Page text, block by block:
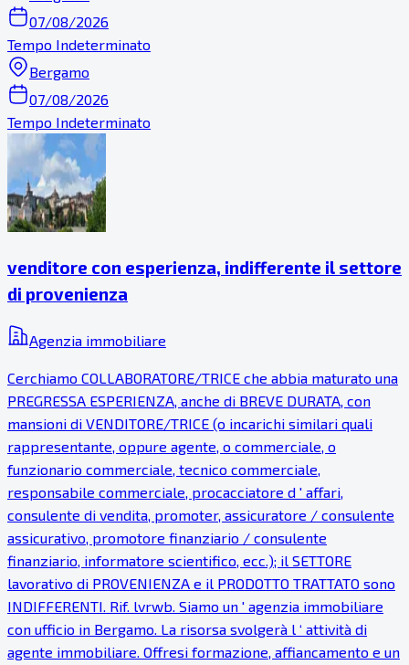
07/08/2026
Tempo Indeterminato
Bergamo
07/08/2026
Tempo Indeterminato
venditore con esperienza, indifferente il settore
di provenienza
Agenzia immobiliare
Cerchiamo COLLABORATORE/TRICE che abbia maturato una
PREGRESSA ESPERIENZA, anche di BREVE DURATA, con
mansioni di VENDITORE/TRICE (o incarichi similari quali
rappresentante, oppure agente, o commerciale, o
funzionario commerciale, tecnico commerciale,
responsabile commerciale, procacciatore d ' affari,
consulente di vendita, promoter, assicuratore / consulente
assicurativo, promotore finanziario / consulente
finanziario, informatore scientifico, ecc.); il SETTORE
lavorativo di PROVENIENZA e il PRODOTTO TRATTATO sono
INDIFFERENTI. Rif. lvrwb. Siamo un ' agenzia immobiliare
con ufficio in Bergamo. La risorsa svolgerà l ‘ attività di
agente immobiliare. Offresi formazione, affiancamento e un